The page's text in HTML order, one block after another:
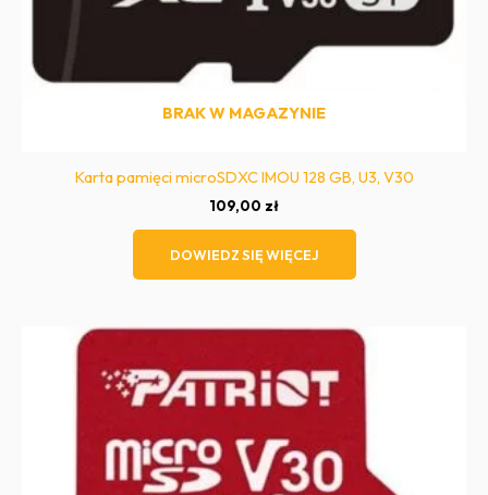
BRAK W MAGAZYNIE
Karta pamięci microSDXC IMOU 128 GB, U3, V30
109,00 zł
DOWIEDZ SIĘ WIĘCEJ